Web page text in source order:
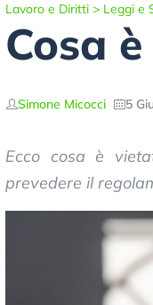
Lavoro e Diritti > Leggi e
Cosa
Simone Micocci 5
Ecco cosa è
prevedere il